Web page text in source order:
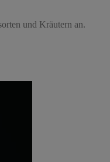
und Kräutern an.